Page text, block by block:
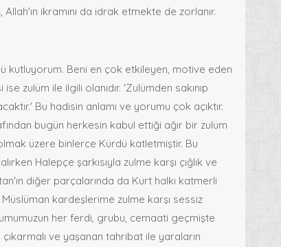
ikramını da idrak etmekte de zorlanır.
kutluyorum. Beni en çok etkileyen, motive eden
zulüm ile ilgili olanıdır. 'Zulümden sakınıp
Bu hadisin anlamı ve yorumu çok açıktır.
bugün herkesin kabul ettiği ağır bir zulüm
üzere binlerce Kürdü katletmiştir. Bu
Halepçe şarkısıyla zulme karşı çığlık ve
diğer parçalarında da Kürt halkı katmerli
kardeşlerime zulme karşı sessiz
her ferdi, grubu, cemaati geçmişte
ve yaşanan tahribat ile yaraların